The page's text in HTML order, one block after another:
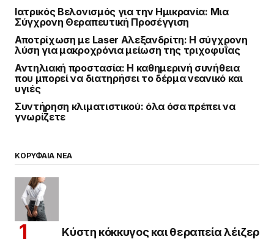
Ιατρικός Βελονισμός για την Ημικρανία: Μια
Σύγχρονη Θεραπευτική Προσέγγιση
Αποτρίχωση με Laser Αλεξανδρίτη: Η σύγχρονη
λύση για μακροχρόνια μείωση της τριχοφυΐας
Αντηλιακή προστασία: Η καθημερινή συνήθεια
που μπορεί να διατηρήσει το δέρμα νεανικό και
υγιές
Συντήρηση κλιματιστικού: όλα όσα πρέπει να
γνωρίζετε
ΚΟΡΥΦΑΙΑ ΝΕΑ
Κύστη κόκκυγος και θεραπεία λέιζερ